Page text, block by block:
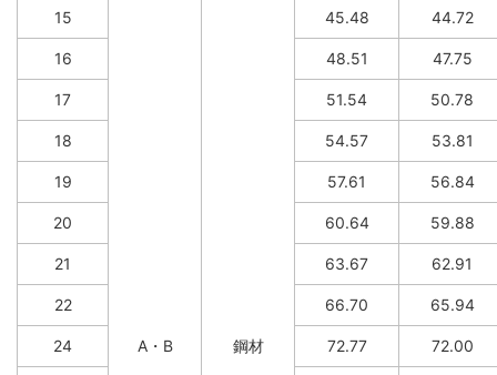
A・B 鋼材
15 45.48 44.72
16 48.51 47.75
17 51.54 50.78
18 54.57 53.81
19 57.61 56.84
20 60.64 59.88
21 63.67 62.91
22 66.70 65.94
24 72.77 72.00